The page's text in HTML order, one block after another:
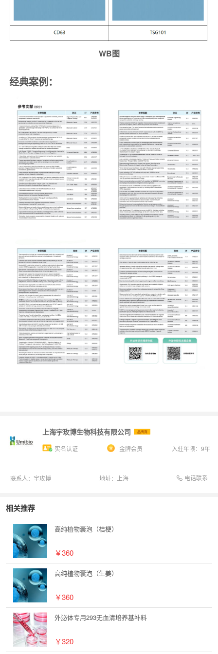
WB图
经典案例：
上海宇玫博生物科技有限公司 品牌商
实名认证 金牌会员 入驻年限： 9年
联系人： 宇玫博 地址： 上海 电话联系
相关推荐
高纯植物囊泡（桔梗）
￥360
高纯植物囊泡（生姜）
￥360
外泌体专用293无血清培养基补料
￥320